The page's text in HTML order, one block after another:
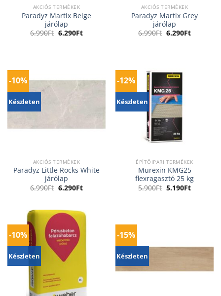
AKCIÓS TERMÉKEK
Paradyz Martix Beige
járólap
6.990Ft Original
6.290FtCurrent
AKCIÓS TERMÉKEK
Paradyz Martix Grey
járólap
6.990Ft Original
6.290FtCurrent
-10%
Készleten
AKCIÓS TERMÉKEK
Paradyz Little Rocks White
járólap
6.990Ft Original
price
6.290FtCurrent
price
-12%
Készleten
ÉPÍTŐIPARI TERMÉKEK
Murexin KMG25
flexragasztó 25 kg
5.900Ft Original
price
5.190FtCurrent
price
-10%
Készleten
-15%
Készleten